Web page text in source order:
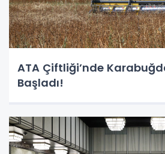
ATA Çiftliği’nde
Başladı!